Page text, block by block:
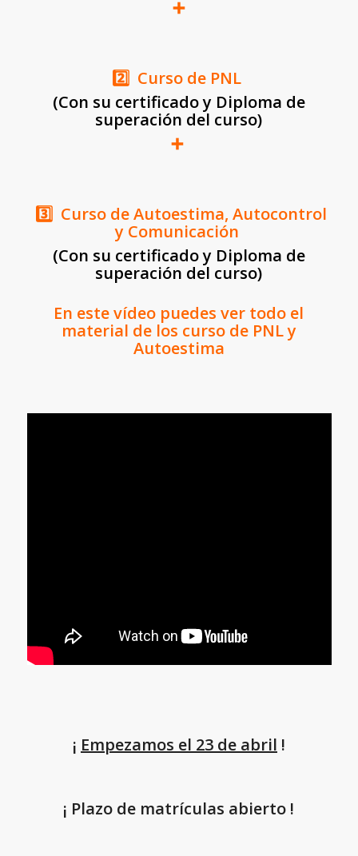
➕
2️⃣ Curso de PNL
(Con su certificado y Diploma de
superación del curso)
➕
3️⃣ Curso de Autoestima, Autocontrol
y Comunicación
(Con su certificado y Diploma de
superación del curso)
En este vídeo puedes ver todo el
material de los curso de PNL y
Autoestima
¡ Empezamos el 23 de abril !
¡ Plazo de matrículas abierto !